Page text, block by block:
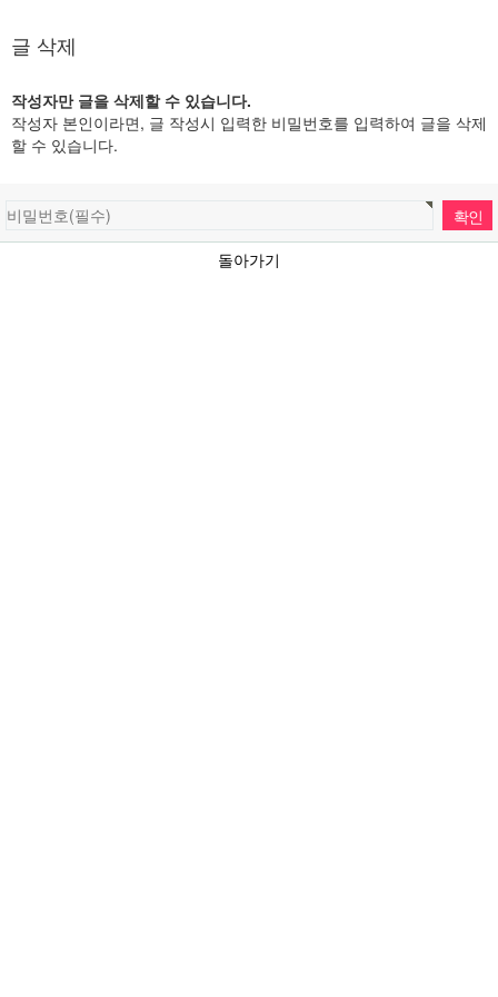
글 삭제
작성자만 글을 삭제할 수 있습니다.
작성자 본인이라면, 글 작성시 입력한 비밀번호를 입력하여 글을 삭제
할 수 있습니다.
돌아가기